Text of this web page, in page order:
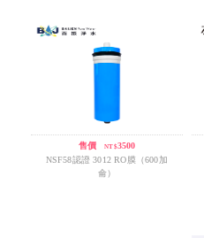
售價/NT$3500
NSF58認證 3012 RO膜（600加
侖）